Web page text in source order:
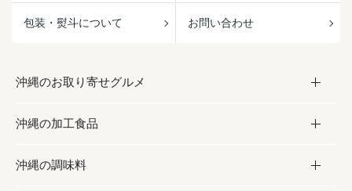
包装・熨斗について お問い合わせ
沖縄のお取り寄せグルメ
お取り寄せグルメ
フルーツ・野菜
沖縄の加工食品
加工食品
沖縄の調味料